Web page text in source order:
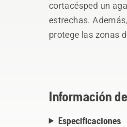
cortacésped un
estrechas.
protege las zonas
Información
Especificaciones